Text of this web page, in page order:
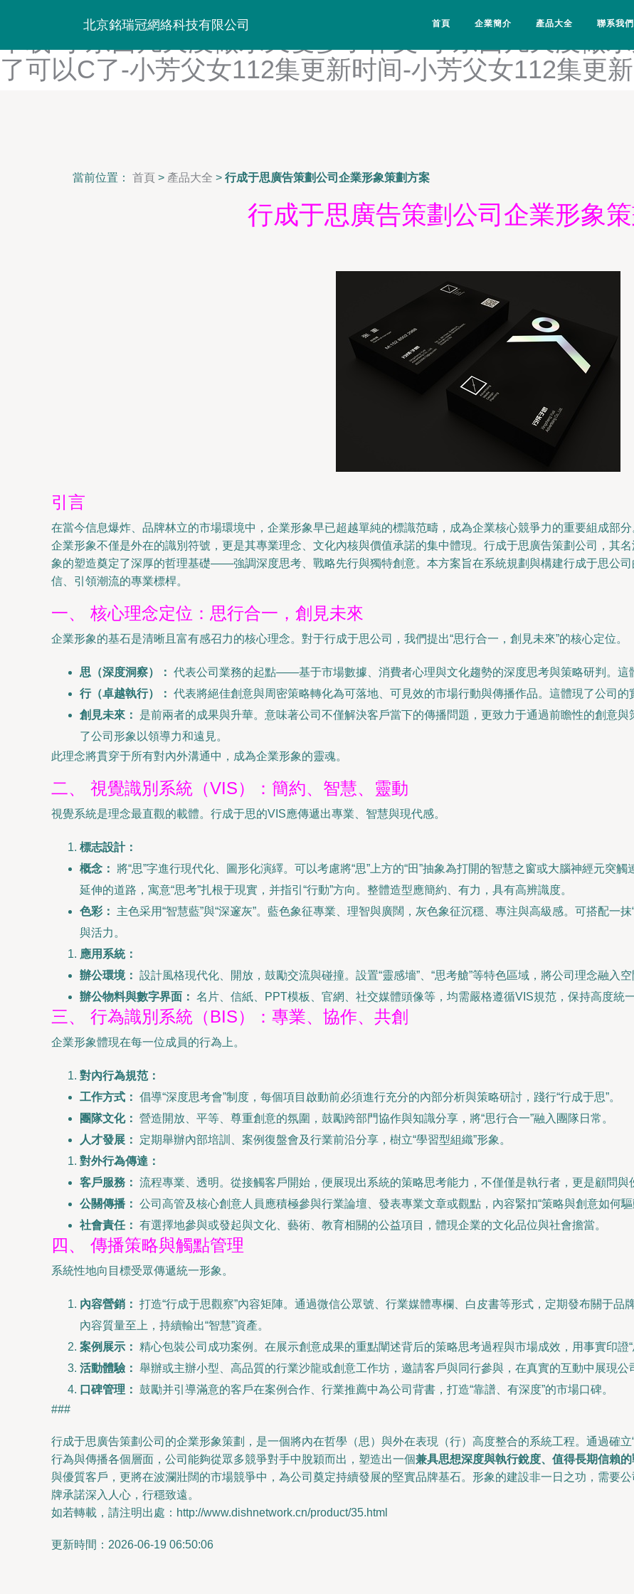
小草莓直播-小草莓直播app-小草影院2024年最新款的
了可以C了-小芳父女112集更新时间-小芳父女112集更
北京銘瑞冠網絡科技有限公司 首頁 企業簡介 產品大全 聯系我們
當前位置： 首頁 > 產品大全 > 行成于思廣告策劃公司企業形象策劃方案
行成于思廣告策劃公司企業形象
引言
在當今信息爆炸、品牌林立的市場環境中，企業形象早已超越單純的標識范疇，成為企業核心競爭力的重要組成部
企業形象不僅是外在的識別符號，更是其專業理念、文化內核與價值承諾的集中體現。行成于思廣告策劃公司，其
象的塑造奠定了深厚的哲理基礎——強調深度思考、戰略先行與獨特創意。本方案旨在系統規劃與構建行成于思公
信、引領潮流的專業標桿。
一、 核心理念定位：思行合一，創見未來
企業形象的基石是清晰且富有感召力的核心理念。對于行成于思公司，我們提出“思行合一，創見未來”的核心定位。
思（深度洞察）： 代表公司業務的起點——基于市場數據、消費者心理與文化趨勢的深度思考與策略研判。這
行（卓越執行）： 代表將絕佳創意與周密策略轉化為可落地、可見效的市場行動與傳播作品。這體現了公司的
創見未來：
是前兩者的成果與升華。意味著公司不僅解決客戶當下的傳播問題，更致力于通過前瞻性的創意
了公司形象以領導力和遠見。
此理念將貫穿于所有對內外溝通中，成為企業形象的靈魂。
二、 視覺識別系統（VIS）：簡約、智慧、靈動
視覺系統是理念最直觀的載體。行成于思的VIS應傳遞出專業、智慧與現代感。
標志設計：
概念：
將“思”字進行現代化、圖形化演繹。可以考慮將“思”上方的“田”抽象為打開的智慧之窗或大腦神經元突
延伸的道路，寓意“思考”扎根于現實，并指引“行動”方向。整體造型應簡約、有力，具有高辨識度。
色彩：
主色采用“智慧藍”與“深邃灰”。藍色象征專業、理智與廣闊，灰色象征沉穩、專注與高級感。可搭配一
與活力。
應用系統：
辦公環境： 設計風格現代化、開放，鼓勵交流與碰撞。設置“靈感墻”、“思考艙”等特色區域，將公司理念融入空
辦公物料與數字界面： 名片、信紙、PPT模板、官網、社交媒體頭像等，均需嚴格遵循VIS規范，保持高度統
三、 行為識別系統（BIS）：專業、協作、共創
企業形象體現在每一位成員的行為上。
對內行為規范：
工作方式： 倡導“深度思考會”制度，每個項目啟動前必須進行充分的內部分析與策略研討，踐行“行成于思”。
團隊文化： 營造開放、平等、尊重創意的氛圍，鼓勵跨部門協作與知識分享，將“思行合一”融入團隊日常。
人才發展：
定期舉辦內部培訓、案例復盤會及行業前沿分享，樹立“學習型組織”形象。
對外行為傳達：
客戶服務： 流程專業、透明。從接觸客戶開始，便展現出系統的策略思考能力，不僅僅是執行者，更是顧問與
公關傳播： 公司高管及核心創意人員應積極參與行業論壇、發表專業文章或觀點，內容緊扣“策略與創意如何驅
社會責任： 有選擇地參與或發起與文化、藝術、教育相關的公益項目，體現企業的文化品位與社會擔當。
四、 傳播策略與觸點管理
系統性地向目標受眾傳遞統一形象。
內容營銷： 打造“行成于思觀察”內容矩陣。通過微信公眾號、行業媒體專欄、白皮書等形式，定期發布關于品
內容質量至上，持續輸出“智慧”資產。
案例展示： 精心包裝公司成功案例。在展示創意成果的重點闡述背后的策略思考過程與市場成效，用事實印證“
活動體驗： 舉辦或主辦小型、高品質的行業沙龍或創意工作坊，邀請客戶與同行參與，在真實的互動中展現公
口碑管理： 鼓勵并引導滿意的客戶在案例合作、行業推薦中為公司背書，打造“靠譜、有深度”的市場口碑。
###
行成于思廣告策劃公司的企業形象策劃，是一個將內在哲學（思）與外在表現（行）高度整合的系統工程。通過確立
行為與傳播各個層面，公司能夠從眾多競爭對手中脫穎而出，塑造出一個兼具思想深度與執行銳度、值得長期信賴
與優質客戶，更將在波瀾壯闊的市場競爭中，為公司奠定持續發展的堅實品牌基石。形象的建設非一日之功，需要
牌承諾深入人心，行穩致遠。
如若轉載，請注明出處：http://www.dishnetwork.cn/product/35.html
更新時間：2026-06-19 06:50:06